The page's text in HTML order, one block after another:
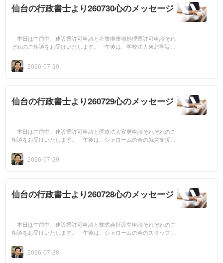
仙台の行政書士より260730心のメッセージ
本日は午前中、建設業許可申請と産業廃棄物処理業許可申請それ
ぞれのご相談をお受けいたします。 午後は、学校法人東北学院評
す。 ＜逆風...
2026-07-30
仙台の行政書士より260729心のメッセージ
本日は午前中、建設業許可申請と医療法人変更申請それぞれのご
相談をお受けいたします。 午後は、シャロームの会の就労支援会
＜逆風を乗...
2026-07-29
仙台の行政書士より260728心のメッセージ
本日は午前中、建設業許可申請と株式会社設立申請それぞれのご
相談をお受けいたします。 午後は、シャロームの会のスタッフ研
す。 ＜心が変...
2026-07-28